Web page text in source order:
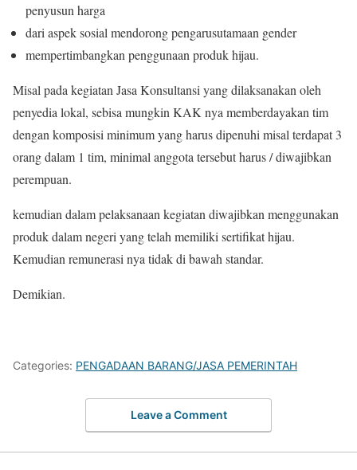
penyusun harga
dari aspek sosial mendorong pengarusutamaan gender
mempertimbangkan penggunaan produk hijau.
Misal pada kegiatan Jasa Konsultansi yang dilaksanakan oleh
penyedia lokal, sebisa mungkin KAK nya memberdayakan tim
dengan komposisi minimum yang harus dipenuhi misal terdapat 3
orang dalam 1 tim, minimal anggota tersebut harus / diwajibkan
perempuan.
kemudian dalam pelaksanaan kegiatan diwajibkan menggunakan
produk dalam negeri yang telah memiliki sertifikat hijau.
Kemudian remunerasi nya tidak di bawah standar.
Demikian.
Categories: PENGADAAN BARANG/JASA PEMERINTAH
Leave a Comment